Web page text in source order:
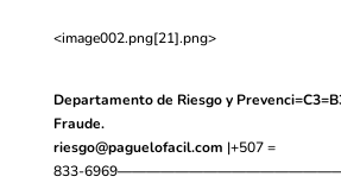
<image002.png[21].png>
Departamento de Riesgo y
Fraude.
riesgo@paguelofacil.com |+507 =
833-6969